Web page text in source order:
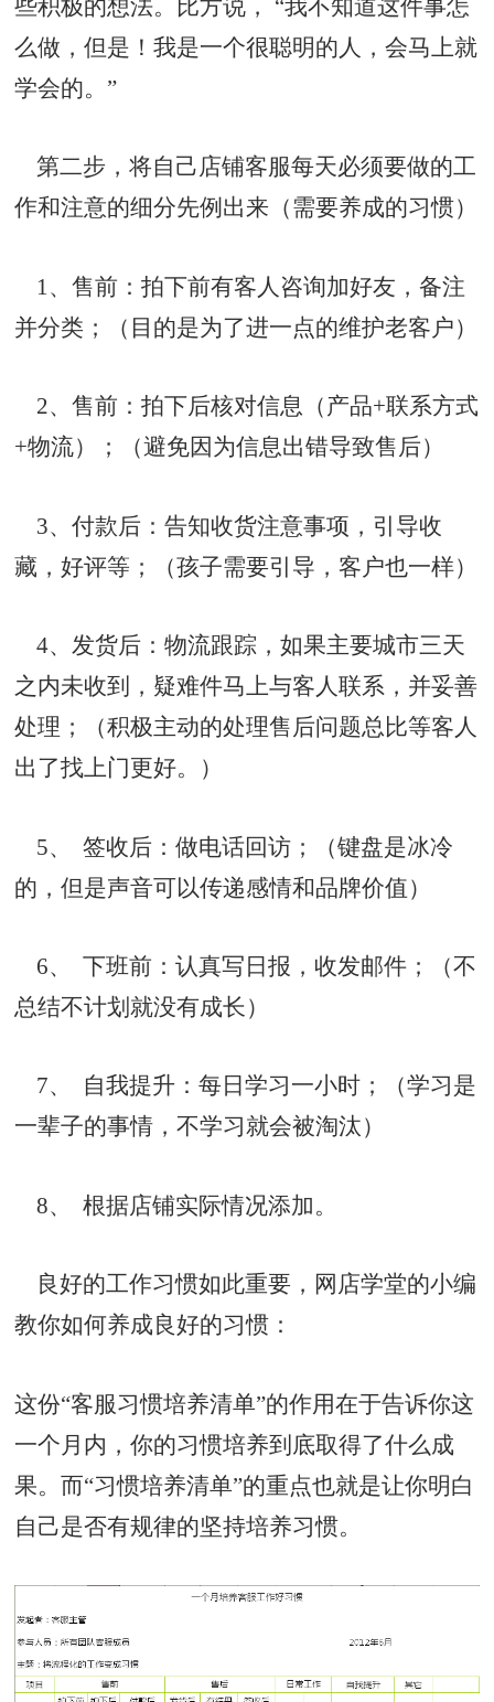
些积极的想法。比方说， “我不知道这件事怎
么做，但是！我是一个很聪明的人，会马上就
学会的。”
第二步，将自己店铺客服每天必须要做的工
作和注意的细分先例出来（需要养成的习惯）
1、售前：拍下前有客人咨询加好友，备注
并分类；（目的是为了进一点的维护老客户）
2、售前：拍下后核对信息（产品+联系方式
+物流）；（避免因为信息出错导致售后）
3、付款后：告知收货注意事项，引导收
藏，好评等；（孩子需要引导，客户也一样）
4、发货后：物流跟踪，如果主要城市三天
之内未收到，疑难件马上与客人联系，并妥善
处理；（积极主动的处理售后问题总比等客人
出了找上门更好。）
5、 签收后：做电话回访；（键盘是冰冷
的，但是声音可以传递感情和品牌价值）
6、 下班前：认真写日报，收发邮件；（不
总结不计划就没有成长）
7、 自我提升：每日学习一小时；（学习是
一辈子的事情，不学习就会被淘汰）
8、 根据店铺实际情况添加。
良好的工作习惯如此重要，网店学堂的小编
教你如何养成良好的习惯：
这份“客服习惯培养清单”的作用在于告诉你这
一个月内，你的习惯培养到底取得了什么成
果。而“习惯培养清单”的重点也就是让你明白
自己是否有规律的坚持培养习惯。